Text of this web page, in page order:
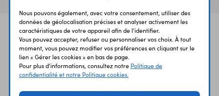
UN CONSEIL?
SÉCURISÉ
RAPIDE
Nous pouvons également, avec votre consentement, utiliser des
données de géolocalisation précises et analyser activement les
caractéristiques de votre appareil afin de l'identifier.
Vous pouvez accepter, refuser ou personnaliser vos choix. À tout
moment, vous pouvez modifier vos préférences en cliquant sur le
lien « Gérer les cookies » en bas de page.
Pour plus d'informations, consultez notre Politique de
confidentialité et notre Politique cookies.